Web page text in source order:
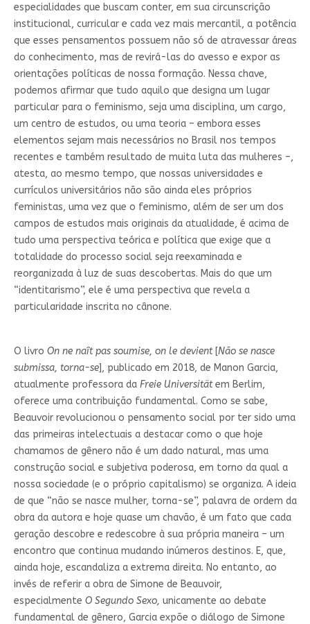
especialidades que buscam conter, em sua circunscrição
institucional, curricular e cada vez mais mercantil, a potência
que esses pensamentos possuem não só de atravessar áreas
do conhecimento, mas de revirá-las do avesso e expor as
orientações políticas de nossa formação. Nessa chave,
podemos afirmar que tudo aquilo que designa um lugar
particular para o feminismo, seja uma disciplina, um cargo,
um centro de estudos, ou uma teoria – embora esses
elementos sejam mais necessários no Brasil nos tempos
recentes e também resultado de muita luta das mulheres –,
atesta, ao mesmo tempo, que nossas universidades e
currículos universitários não são ainda eles próprios
feministas, uma vez que o feminismo, além de ser um dos
campos de estudos mais originais da atualidade, é acima de
tudo uma perspectiva teórica e política que exige que a
totalidade do processo social seja reexaminada e
reorganizada à luz de suas descobertas. Mais do que um
“identitarismo”, ele é uma perspectiva que revela a
particularidade inscrita no cânone.
O livro On ne naît pas soumise, on le devient [Não se nasce
submissa, torna-se], publicado em 2018, de Manon Garcia,
atualmente professora da Freie Universitätem Berlim,
oferece uma contribuição fundamental. Como se sabe,
Beauvoir revolucionou o pensamento social por ter sido uma
das primeiras intelectuais a destacar como o que hoje
chamamos de gênero não é um dado natural, mas uma
construção social e subjetiva poderosa, em torno da qual a
nossa sociedade (e o próprio capitalismo) se organiza. A ideia
de que “não se nasce mulher, torna-se”, palavra de ordem da
obra da autora e hoje quase um chavão, é um fato que cada
geração descobre e redescobre à sua própria maneira – um
encontro que continua mudando inúmeros destinos. E, que,
ainda hoje, escandaliza a extrema direita. No entanto, ao
invés de referir a obra de Simone de Beauvoir,
especialmente O Segundo Sexo, unicamente ao debate
fundamental de gênero, Garcia expõe o diálogo de Simone